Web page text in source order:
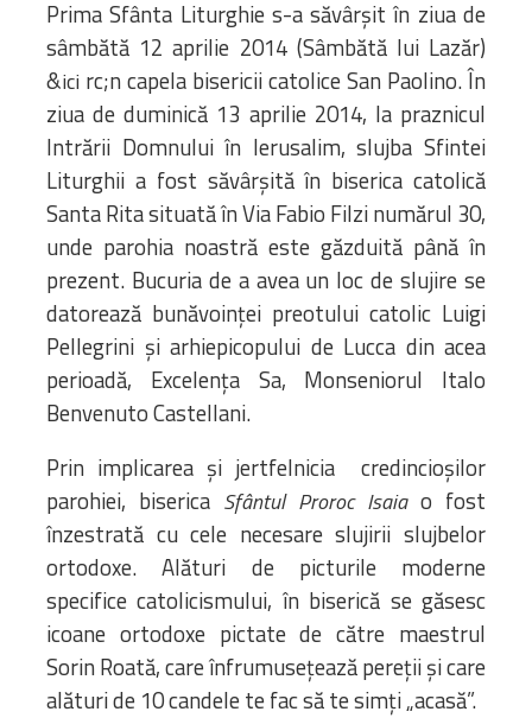
Prima Sfânta Liturghie s-a săvârșit în ziua de
sâmbătă 12 aprilie 2014 (Sâmbătă lui Lazăr)
&ici rc;n capela bisericii catolice San Paolino. În
ziua de duminică 13 aprilie 2014, la praznicul
Intrării Domnului în Ierusalim, slujba Sfintei
Liturghii a fost săvârșită în biserica catolică
Santa Rita situată în Via Fabio Filzi numărul 30,
unde parohia noastră este găzduită până în
prezent. Bucuria de a avea un loc de slujire se
datorează bunăvoinței preotului catolic Luigi
Pellegrini și arhiepicopului de Lucca din acea
perioadă, Excelența Sa, Monseniorul Italo
Benvenuto Castellani.
Prin implicarea și jertfelnicia credincioșilor
parohiei, biserica Sfântul Proroc Isaiao fost
înzestrată cu cele necesare slujirii slujbelor
ortodoxe. Alături de picturile moderne
specifice catolicismului, în biserică se găsesc
icoane ortodoxe pictate de către maestrul
Sorin Roată, care înfrumusețează pereții și care
alături de 10 candele te fac să te simți „acasă”.